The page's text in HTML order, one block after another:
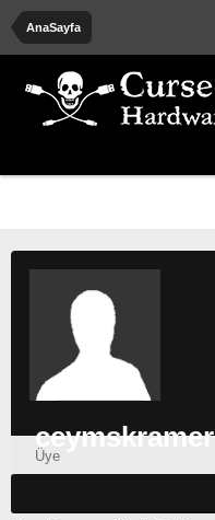
AnaSayfa
ceymskramer
Üye